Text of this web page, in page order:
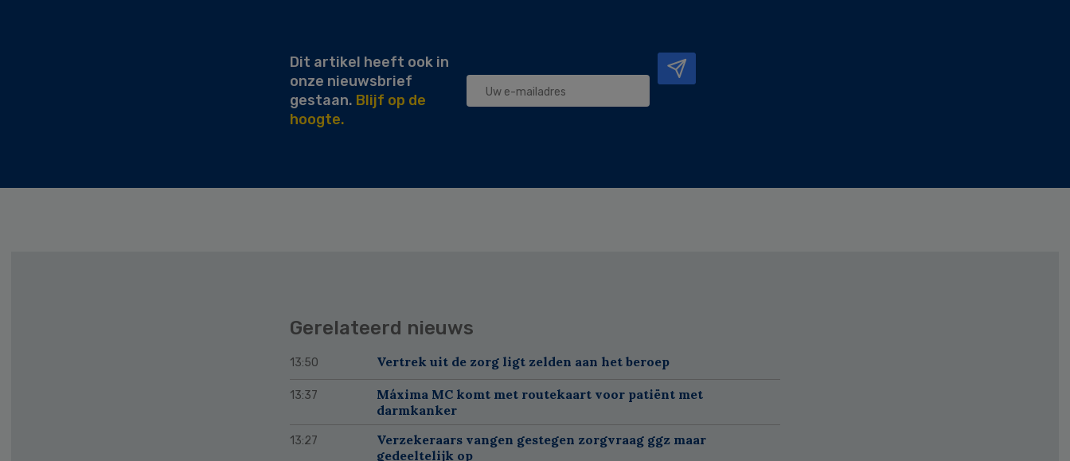
Dit artikel heeft ook in
onze nieuwsbrief
gestaan. Blijf op de
hoogte.
Gerelateerd nieuws
13:50 Vertrek uit de zorg ligt zelden aan het beroep
13:37
Máxima MC komt met routekaart voor patiënt met
darmkanker
13:27
Verzekeraars vangen gestegen zorgvraag ggz maar
gedeeltelijk op